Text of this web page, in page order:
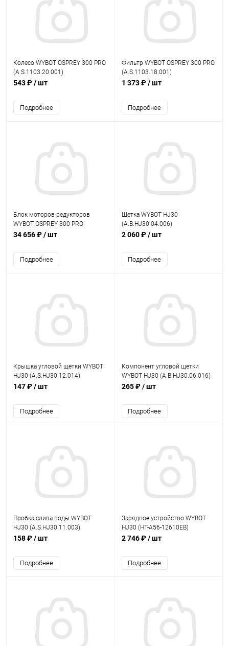
Колесо WYBOT OSPREY 300 PRO
(A.S.1103.20.001)
543 ₽/ шт
Подробнее
Фильтр WYBOT OSPREY 300 PRO
(A.S.1103.18.001)
1 373 ₽/ шт
Подробнее
Блок моторов-редукторов
WYBOT OSPREY 300 PRO
(A.B.1103.11.001.001)
34 656 ₽/ шт
Подробнее
Щетка WYBOT HJ30
(A.B.HJ30.04.006)
2 060 ₽/ шт
Подробнее
Крышка угловой щетки WYBOT
HJ30 (A.S.HJ30.12.014)
147 ₽/ шт
Подробнее
Компонент угловой щетки
WYBOT HJ30 (A.B.HJ30.06.016)
265 ₽/ шт
Подробнее
Пробка слива воды WYBOT
HJ30 (A.S.HJ30.11.003)
158 ₽/ шт
Подробнее
Зарядное устройство WYBOT
HJ30 (HT-A56-12610EB)
2 746 ₽/ шт
Подробнее